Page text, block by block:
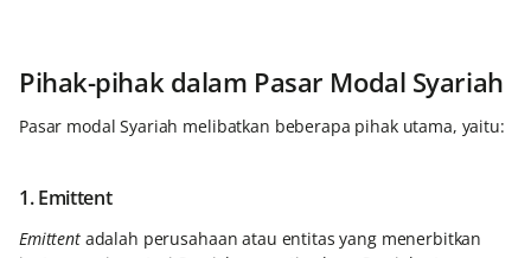
Pihak-pihak dalam Pasar Modal Syariah
Pasar modal Syariah melibatkan beberapa pihak utama, yaitu:
1. Emittent
Emittentadalah perusahaan atau entitas yang menerbitkan